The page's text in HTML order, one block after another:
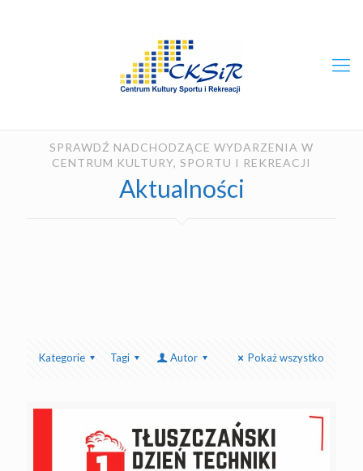
SPRAWDŹ NADCHODZĄCE WYDARZENIA W
CENTRUM KULTURY, SPORTU I REKREACJI
Aktualności
Kategorie Tagi Autor Pokaż wszystko